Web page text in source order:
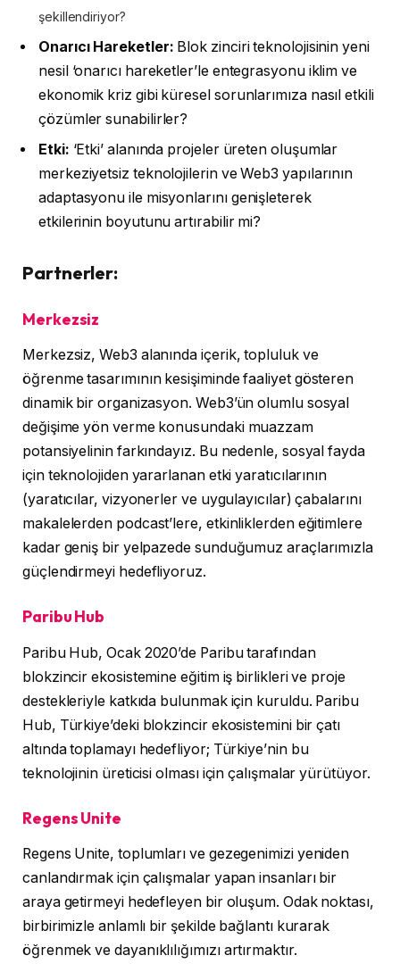
şekillendiriyor?
Onarıcı Hareketler: Blok zinciri teknolojisinin yeni
nesil ‘onarıcı hareketler’le entegrasyonu iklim ve
ekonomik kriz gibi küresel sorunlarımıza nasıl etkili
çözümler sunabilirler?
Etki: ‘Etki’ alanında projeler üreten oluşumlar
merkeziyetsiz teknolojilerin ve Web3 yapılarının
adaptasyonu ile misyonlarını genişleterek
etkilerinin boyutunu artırabilir mi?
Partnerler:
Merkezsiz
Merkezsiz, Web3 alanında içerik, topluluk ve
öğrenme tasarımının kesişiminde faaliyet gösteren
dinamik bir organizasyon. Web3’ün olumlu sosyal
değişime yön verme konusundaki muazzam
potansiyelinin farkındayız. Bu nedenle, sosyal fayda
için teknolojiden yararlanan etki yaratıcılarının
(yaratıcılar, vizyonerler ve uygulayıcılar) çabalarını
makalelerden podcast’lere, etkinliklerden eğitimlere
kadar geniş bir yelpazede sunduğumuz araçlarımızla
güçlendirmeyi hedefliyoruz.
Paribu Hub
Paribu Hub, Ocak 2020’de Paribu tarafından
blokzincir ekosistemine eğitim iş birlikleri ve proje
destekleriyle katkıda bulunmak için kuruldu. Paribu
Hub, Türkiye’deki blokzincir ekosistemini bir çatı
altında toplamayı hedefliyor; Türkiye’nin bu
teknolojinin üreticisi olması için çalışmalar yürütüyor.
Regens Unite
Regens Unite, toplumları ve gezegenimizi yeniden
canlandırmak için çalışmalar yapan insanları bir
araya getirmeyi hedefleyen bir oluşum. Odak noktası,
birbirimizle anlamlı bir şekilde bağlantı kurarak
öğrenmek ve dayanıklılığımızı artırmaktır.